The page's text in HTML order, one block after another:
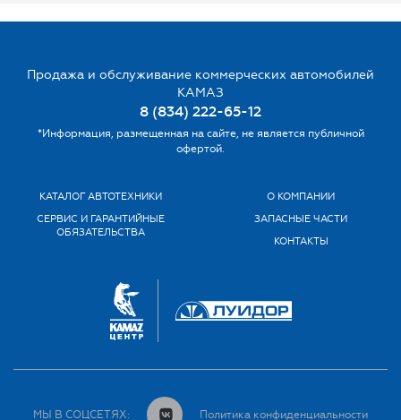
Продажа и обслуживание коммерческих автомобилей
КАМАЗ
8 (834) 222-65-12
*Информация, размещенная на сайте, не является публичной
офертой.
КАТАЛОГ АВТОТЕХНИКИ
СЕРВИС И ГАРАНТИЙНЫЕ
ОБЯЗАТЕЛЬСТВА
О КОМПАНИИ
ЗАПАСНЫЕ ЧАСТИ
КОНТАКТЫ
МЫ В СОЦСЕТЯХ: Политика конфиденциальности